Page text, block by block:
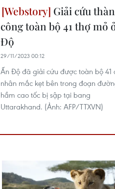
Giải cứu
công toàn bộ 41 thợ mỏ
Độ
29/11/2023 00:12
Ấn Độ đã giải cứu được toàn bộ 41
nhân mắc kẹt bên trong đoạn
hầm cao tốc bị sập tại bang
Uttarakhand. (Ảnh: AFP/TTXVN)